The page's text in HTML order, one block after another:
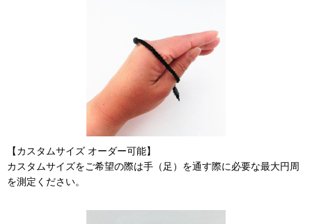
【カスタムサイズ オーダー可能】
カスタムサイズをご希望の際は手（足）を通す際に必要な最大円周
を測定ください。